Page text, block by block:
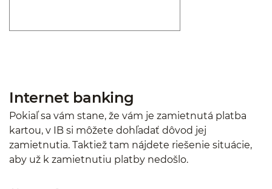
Internet banking
Pokiaľ sa vám stane, že vám je zamietnutá platba
kartou, v IB si môžete dohľadať dôvod jej
zamietnutia. Taktiež tam nájdete riešenie situácie,
aby už k zamietnutiu platby nedošlo.